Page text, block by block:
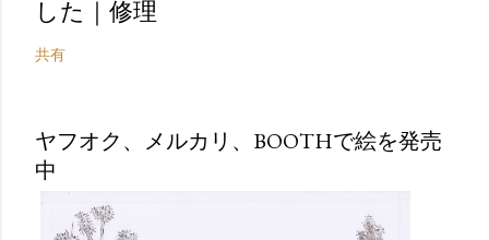
した｜修理
共有
ヤフオク、メルカリ、BOOTHで絵を発売
中